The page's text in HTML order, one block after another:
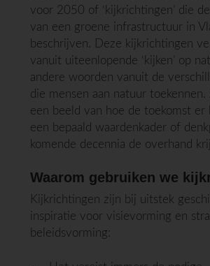
voor 2050 of ‘kijkrichtingen’ die
van een groene infrastructuur in
beschrijven. Deze kijkrichtingen
vanuit uiteenlopende ‘kijken’ op
andere woorden vanuit de
die mensen aan natuur toekennen.
een beeld van hoe de toekomst er
een bepaald waardenkader of
komende decennia de overhand
Waarom gebruiken we
Kijkrichtingen zijn bij uitstek
inspiratie voor visievorming en
beleidsvorming: